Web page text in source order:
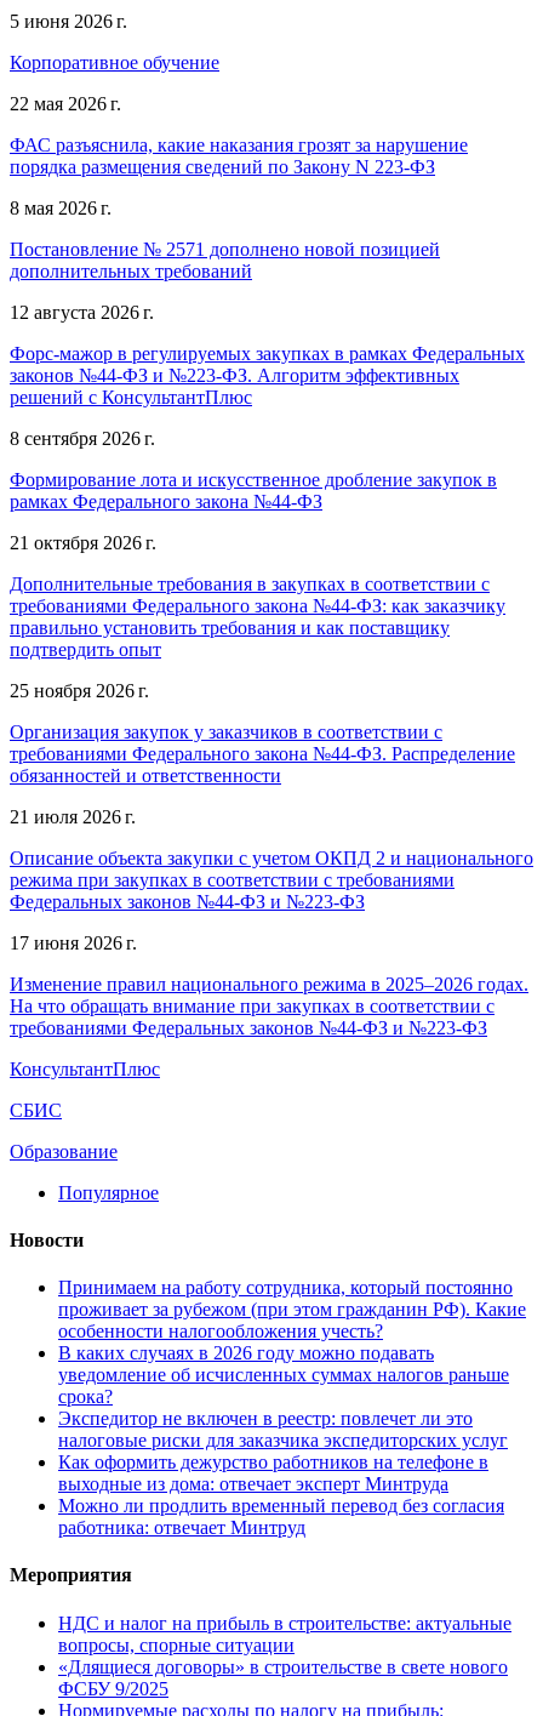
5 июня 2026 г.
Корпоративное обучение
22 мая 2026 г.
ФАС разъяснила, какие наказания грозят за нарушение
порядка размещения сведений по Закону N 223-ФЗ
8 мая 2026 г.
Постановление № 2571 дополнено новой позицией
дополнительных требований
12 августа 2026 г.
Форс-мажор в регулируемых закупках в рамках Федеральных
законов №44-ФЗ и №223-ФЗ. Алгоритм эффективных
решений с КонсультантПлюс
8 сентября 2026 г.
Формирование лота и искусственное дробление закупок в
рамках Федерального закона №44-ФЗ
21 октября 2026 г.
Дополнительные требования в закупках в соответствии с
требованиями Федерального закона №44-ФЗ: как заказчику
правильно установить требования и как поставщику
подтвердить опыт
25 ноября 2026 г.
Организация закупок у заказчиков в соответствии с
требованиями Федерального закона №44-ФЗ. Распределение
обязанностей и ответственности
21 июля 2026 г.
Описание объекта закупки с учетом ОКПД 2 и национального
режима при закупках в соответствии с требованиями
Федеральных законов №44-ФЗ и №223-ФЗ
17 июня 2026 г.
Изменение правил национального режима в 2025–2026 годах.
На что обращать внимание при закупках в соответствии с
требованиями Федеральных законов №44-ФЗ и №223-ФЗ
КонсультантПлюс
СБИС
Образование
Популярное
Новости
Принимаем на работу сотрудника, который постоянно
проживает за рубежом (при этом гражданин РФ). Какие
особенности налогообложения учесть?
В каких случаях в 2026 году можно подавать
уведомление об исчисленных суммах налогов раньше
срока?
Экспедитор не включен в реестр: повлечет ли это
налоговые риски для заказчика экспедиторских услуг
Как оформить дежурство работников на телефоне в
выходные из дома: отвечает эксперт Минтруда
Можно ли продлить временный перевод без согласия
работника: отвечает Минтруд
Мероприятия
НДС и налог на прибыль в строительстве: актуальные
вопросы, спорные ситуации
«Длящиеся договоры» в строительстве в свете нового
ФСБУ 9/2025
Нормируемые расходы по налогу на прибыль: